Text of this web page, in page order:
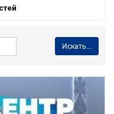
Искать...